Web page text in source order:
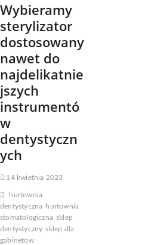
Wybieramy
sterylizator
dostosowany
nawet do
najdelikatnie
jszych
instrumentó
w
dentystyczn
ych
14 kwietnia 2023
hurtownia
dentystyczna
hurtownia
stomatologiczna sklep
dentystyczny sklep dla
gabinetów